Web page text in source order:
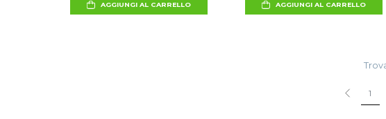
AGGIUNGI AL CARRELLO AGGIUNGI AL CARRELLO
1